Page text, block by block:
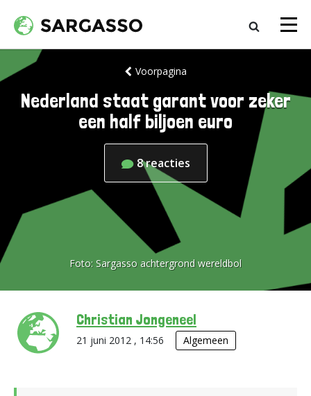
Voorpagina
Nederland staat garant voor zeker
een half biljoen euro
8reacties
Foto: Sargasso achtergrond wereldbol
Christian Jongeneel
21 juni 2012 , 14:56 Algemeen